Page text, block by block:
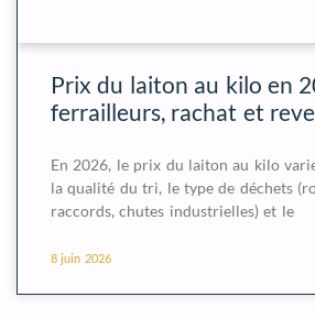
Prix du laiton au kilo en
ferrailleurs, rachat et
En 2026, le prix du laiton au kilo
la qualité du tri, le type de déchets
raccords, chutes industrielles) et le
8 juin 2026